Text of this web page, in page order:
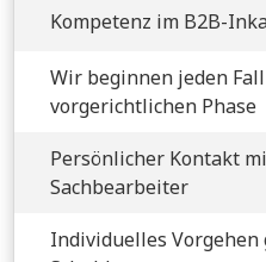
Kompetenz im B2B-
Wir beginnen jeden
vorgerichtlichen Phase
Persönlicher Kontakt
Sachbearbeiter
Individuelles